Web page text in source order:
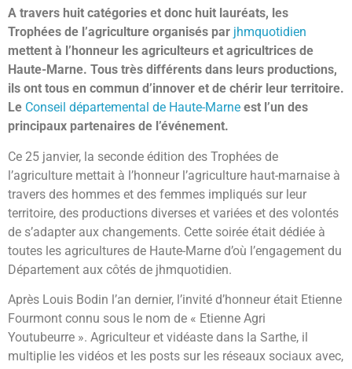
A travers huit catégories et donc huit lauréats, les
Trophées de l’agriculture organisés par jhmquotidien
mettent à l’honneur les agriculteurs et agricultrices de
Haute-Marne. Tous très différents dans leurs productions,
ils ont tous en commun d’innover et de chérir leur territoire.
Le Conseil départemental de Haute-Marne est l’un des
principaux partenaires de l’événement.
Ce 25 janvier, la seconde édition des Trophées de
l’agriculture mettait à l’honneur l’agriculture haut-marnaise à
travers des hommes et des femmes impliqués sur leur
territoire, des productions diverses et variées et des volontés
de s’adapter aux changements. Cette soirée était dédiée à
toutes les agricultures de Haute-Marne d’où l’engagement du
Département aux côtés de jhmquotidien.
Après Louis Bodin l’an dernier, l’invité d’honneur était Etienne
Fourmont connu sous le nom de « Etienne Agri
Youtubeurre ». Agriculteur et vidéaste dans la Sarthe, il
multiplie les vidéos et les posts sur les réseaux sociaux avec,